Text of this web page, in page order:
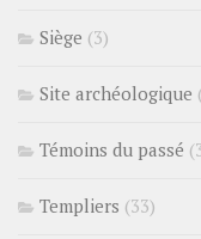
Siège (3)
Site archéologique
Témoins du passé
Templiers (33)